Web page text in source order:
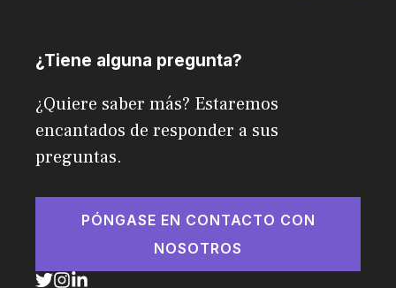
¿Tiene alguna pregunta?
¿Quiere saber más? Estaremos
encantados de responder a sus
preguntas.
PÓNGASE EN CONTACTO CON
NOSOTROS